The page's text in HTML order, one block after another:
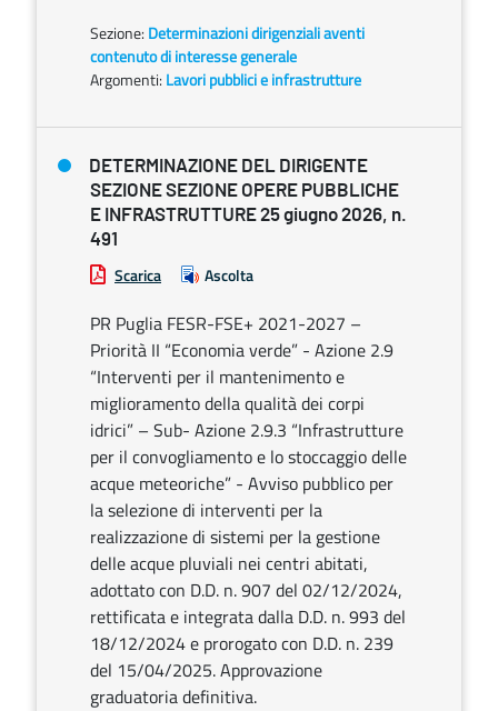
Sezione: Determinazioni dirigenziali aventi
contenuto di interesse generale
Argomenti: Lavori pubblici e infrastrutture
DETERMINAZIONE DEL DIRIGENTE
SEZIONE SEZIONE OPERE PUBBLICHE
E INFRASTRUTTURE 25 giugno 2026, n.
491
Scarica Ascolta
PR Puglia FESR-FSE+ 2021-2027 –
Priorità II “Economia verde” - Azione 2.9
“Interventi per il mantenimento e
miglioramento della qualità dei corpi
idrici” – Sub- Azione 2.9.3 “Infrastrutture
per il convogliamento e lo stoccaggio delle
acque meteoriche” - Avviso pubblico per
la selezione di interventi per la
realizzazione di sistemi per la gestione
delle acque pluviali nei centri abitati,
adottato con D.D. n. 907 del 02/12/2024,
rettificata e integrata dalla D.D. n. 993 del
18/12/2024 e prorogato con D.D. n. 239
del 15/04/2025. Approvazione
graduatoria definitiva.